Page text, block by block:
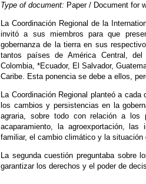
Type of document: Paper / Document for
La Coordinación Regional de la
invitó a sus miembros para que
gobernanza de la tierra en sus
tantos países de América Central,
Colombia, *Ecuador, El Salvador,
Caribe. Esta ponencia se debe a ellos,
La Coordinación Regional planteó a
los cambios y persistencias en la
agraria, sobre todo con relación a
acaparamiento, la agroexportación,
familiar, el cambio climático y la situación
La segunda cuestión preguntaba sobre
garantizar los derechos y el poder de